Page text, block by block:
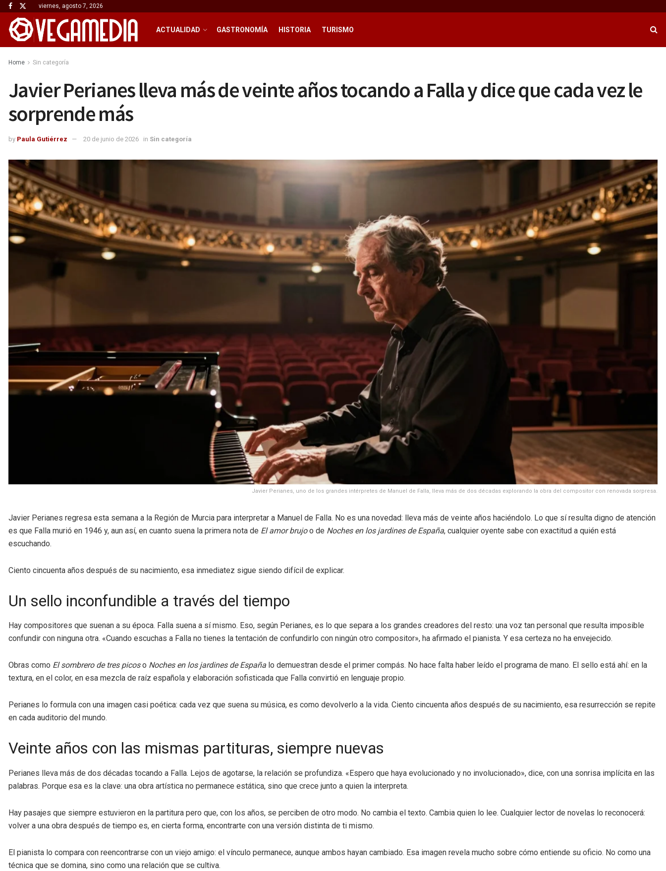
viernes, agosto 7, 2026
ACTUALIDAD GASTRONOMÍA HISTORIA TURISMO
Home Sin categoría
Javier Perianes lleva más de veinte años tocando a Falla y dice que cada vez le
sorprende más
by Paula Gutiérrez 20 de junio de 2026 in Sin categoría
Javier Perianes, uno de los grandes intérpretes de Manuel de Falla, lleva más de dos décadas explorando la obra del compositor con renovada sorpresa.
Javier Perianes regresa esta semana a la Región de Murcia para interpretar a Manuel de Falla. No es una novedad: lleva más de veinte años haciéndolo. Lo que sí resulta digno de atención
es que Falla murió en 1946 y, aun así, en cuanto suena la primera nota de El amor brujoo de Noches en los jardines de España, cualquier oyente sabe con exactitud a quién está
escuchando.
Ciento cincuenta años después de su nacimiento, esa inmediatez sigue siendo difícil de explicar.
Un sello inconfundible a través del tiempo
Hay compositores que suenan a su época. Falla suena a sí mismo. Eso, según Perianes, es lo que separa a los grandes creadores del resto: una voz tan personal que resulta imposible
confundir con ninguna otra. «Cuando escuchas a Falla no tienes la tentación de confundirlo con ningún otro compositor», ha afirmado el pianista. Y esa certeza no ha envejecido.
Obras como El sombrero de tres picoso Noches en los jardines de España lo demuestran desde el primer compás. No hace falta haber leído el programa de mano. El sello está ahí: en la
textura, en el color, en esa mezcla de raíz española y elaboración sofisticada que Falla convirtió en lenguaje propio.
Perianes lo formula con una imagen casi poética: cada vez que suena su música, es como devolverlo a la vida. Ciento cincuenta años después de su nacimiento, esa resurrección se repite
en cada auditorio del mundo.
Veinte años con las mismas partituras, siempre nuevas
Perianes lleva más de dos décadas tocando a Falla. Lejos de agotarse, la relación se profundiza. «Espero que haya evolucionado y no involucionado», dice, con una sonrisa implícita en las
palabras. Porque esa es la clave: una obra artística no permanece estática, sino que crece junto a quien la interpreta.
Hay pasajes que siempre estuvieron en la partitura pero que, con los años, se perciben de otro modo. No cambia el texto. Cambia quien lo lee. Cualquier lector de novelas lo reconocerá:
volver a una obra después de tiempo es, en cierta forma, encontrarte con una versión distinta de ti mismo.
El pianista lo compara con reencontrarse con un viejo amigo: el vínculo permanece, aunque ambos hayan cambiado. Esa imagen revela mucho sobre cómo entiende su oficio. No como una
técnica que se domina, sino como una relación que se cultiva.